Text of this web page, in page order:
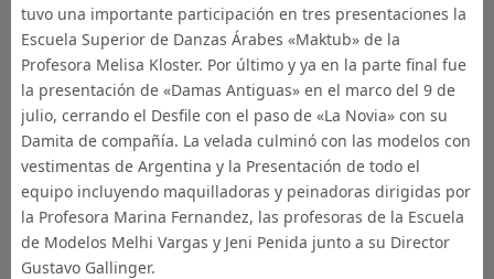
tuvo una importante participación en tres presentaciones la
Escuela Superior de Danzas Árabes «Maktub» de la
Profesora Melisa Kloster. Por último y ya en la parte final fue
la presentación de «Damas Antiguas» en el marco del 9 de
julio, cerrando el Desfile con el paso de «La Novia» con su
Damita de compañía. La velada culminó con las modelos con
vestimentas de Argentina y la Presentación de todo el
equipo incluyendo maquilladoras y peinadoras dirigidas por
la Profesora Marina Fernandez, las profesoras de la Escuela
de Modelos Melhi Vargas y Jeni Penida junto a su Director
Gustavo Gallinger.